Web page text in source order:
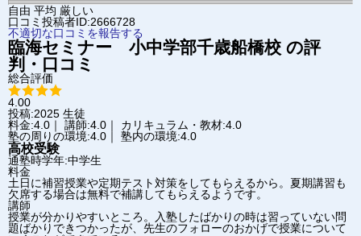
自由 平均 厳しい
口コミ投稿者ID:2666728
不適切な口コミを報告する
臨海セミナー 小中学部千歳船橋校 の評
判・口コミ
総合評価
4.00
投稿:2025 生徒
料金:4.0｜ 講師:4.0｜ カリキュラム・教材:4.0
塾の周りの環境:4.0｜ 塾内の環境:4.0
高校受験
通塾時学年:中学生
料金
土日に補習授業や定期テスト対策をしてもらえるから。夏期講習も
欠席する場合は無料で補講してもらえるようです。
講師
授業が分かりやすいところ。入塾したばかりの時は習っていない問
題ばかりできつかったが、先生のフォローのおかげで授業について